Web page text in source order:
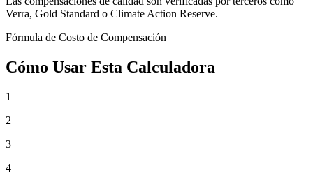
Verra, Gold Standard o Climate Action Reserve.
Fórmula de Costo de Compensación
Cómo Usar Esta Calculadora
1
2
3
4